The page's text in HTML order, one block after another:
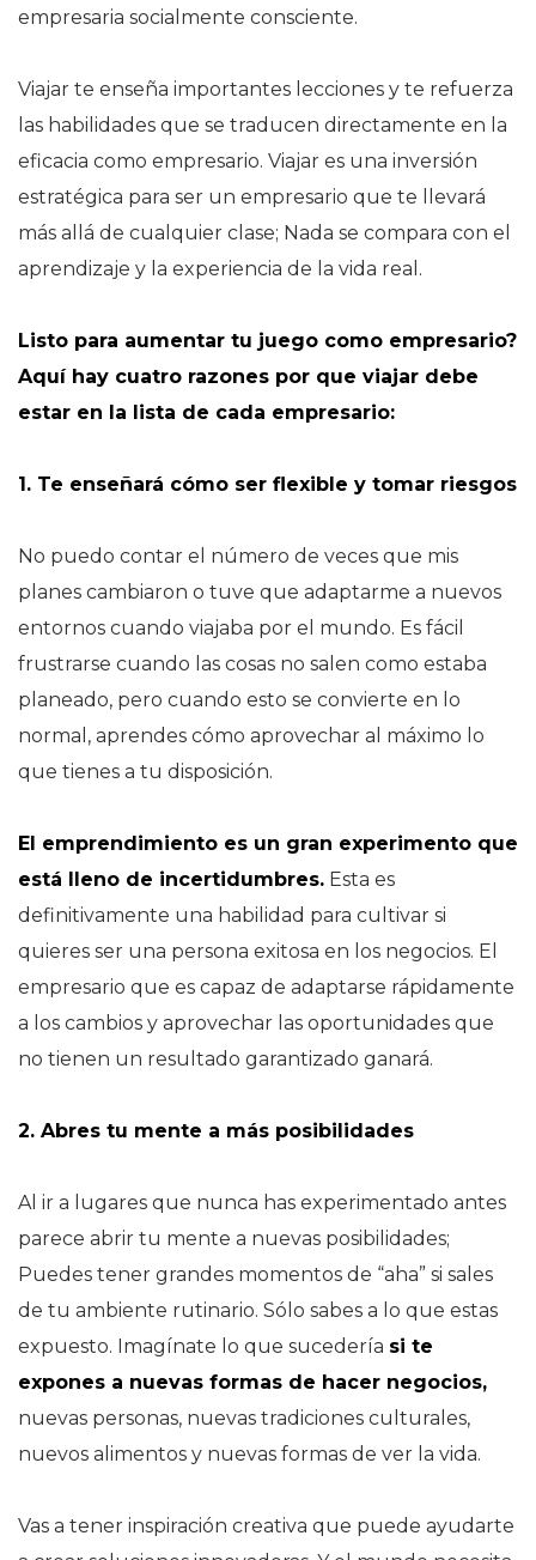
empresaria socialmente consciente.
Viajar te enseña importantes lecciones y te refuerza
las habilidades que se traducen directamente en la
eficacia como empresario. Viajar es una inversión
estratégica para ser un empresario que te llevará
más allá de cualquier clase; Nada se compara con el
aprendizaje y la experiencia de la vida real.
Listo para aumentar tu juego como empresario?
Aquí hay cuatro razones por que viajar debe
estar en la lista de cada empresario:
1. Te enseñará cómo ser flexible y tomar riesgos
No puedo contar el número de veces que mis
planes cambiaron o tuve que adaptarme a nuevos
entornos cuando viajaba por el mundo. Es fácil
frustrarse cuando las cosas no salen como estaba
planeado, pero cuando esto se convierte en lo
normal, aprendes cómo aprovechar al máximo lo
que tienes a tu disposición.
El emprendimiento es un gran experimento que
está lleno de incertidumbres. Esta es
definitivamente una habilidad para cultivar si
quieres ser una persona exitosa en los negocios. El
empresario que es capaz de adaptarse rápidamente
a los cambios y aprovechar las oportunidades que
no tienen un resultado garantizado ganará.
2. Abres tu mente a más posibilidades
Al ir a lugares que nunca has experimentado antes
parece abrir tu mente a nuevas posibilidades;
Puedes tener grandes momentos de “aha” si sales
de tu ambiente rutinario. Sólo sabes a lo que estas
expuesto. Imagínate lo que sucedería si te
expones a nuevas formas de hacer negocios,
nuevas personas, nuevas tradiciones culturales,
nuevos alimentos y nuevas formas de ver la vida.
Vas a tener inspiración creativa que puede ayudarte